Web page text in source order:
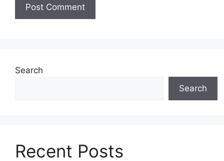
Search
Search
Recent Posts